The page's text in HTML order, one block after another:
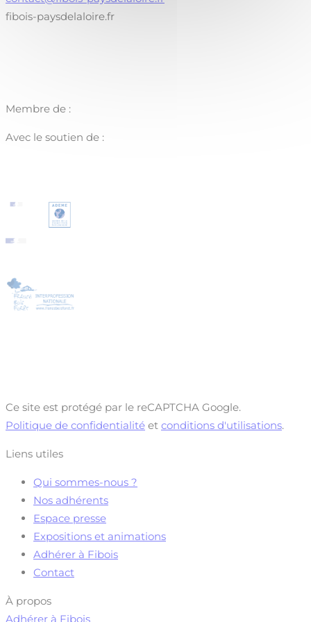
fibois-paysdelaloire.fr
Membre de :
Avec le soutien de :
Ce site est protégé par le reCAPTCHA Google.
Politique de confidentialité et conditions d'utilisations.
Liens utiles
Qui sommes-nous ?
Nos adhérents
Espace presse
Expositions et animations
Adhérer à Fibois
Contact
À propos
Adhérer à Fibois